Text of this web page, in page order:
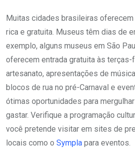
Muitas cidades brasileiras oferecem
rica e gratuita. Museus têm dias de
exemplo, alguns museus em São
oferecem entrada gratuita às terças-
artesanato, apresentações de
blocos de rua no pré-Carnaval e
ótimas oportunidades para
gastar. Verifique a programação
você pretende visitar em sites de
locais como o Sympla para eventos.